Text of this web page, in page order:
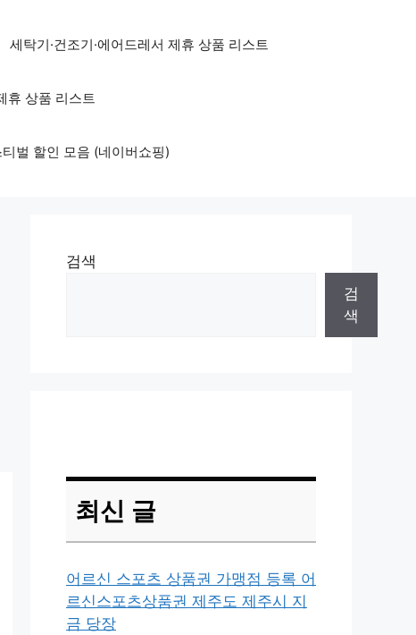
세탁기·건조기·에어드레서 제휴 상품 리스트
휴 상품 리스트
벌 할인 모음 (네이버쇼핑)
검색
검
색
최신 글
어르신 스포츠 상품권 가맹점 등록 어
르신스포츠상품권 제주도 제주시 지
금 당장